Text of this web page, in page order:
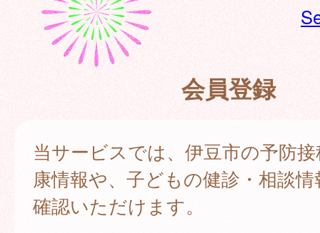
会員登録
当サービスでは、伊豆市の予防
康情報や、子どもの健診・相談
確認いただけます。